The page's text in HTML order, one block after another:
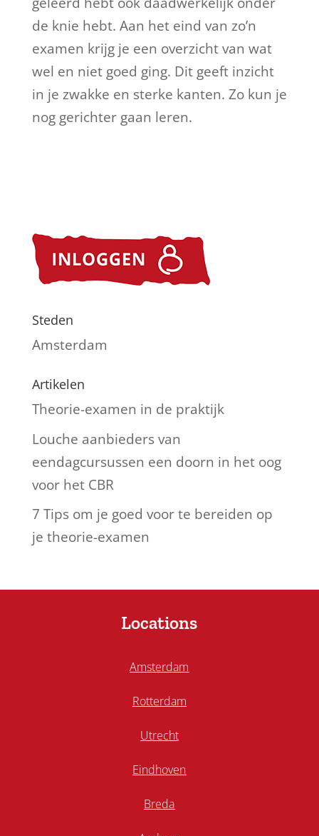
de knie hebt. Aan het eind van zo’n
examen krijg je een overzicht van wat
wel en niet goed ging. Dit geeft inzicht
in je zwakke en sterke kanten. Zo kun je
nog gerichter gaan leren.
Steden
Amsterdam
Artikelen
Theorie-examen in de praktijk
Louche aanbieders van
eendagcursussen een doorn in het oog
voor het CBR
7 Tips om je goed voor te bereiden op
je theorie-examen
Locations
Amsterdam
Rotterdam
Utrecht
Eindhoven
Breda